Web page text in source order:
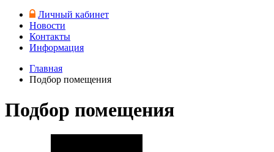
Личный кабинет
Новости
Контакты
Информация
Главная
Подбор помещения
Подбор помещения